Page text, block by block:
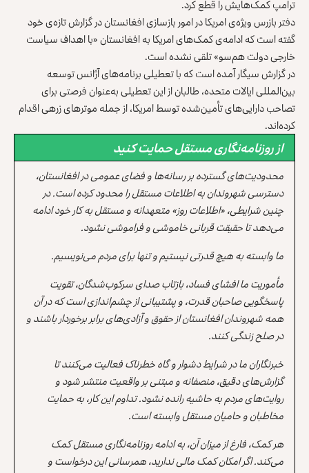
ترامپ کمک‌هایش را قطع کرد.‏
دفتر بازرس ویژه‌ی امریکا در امور بازسازی افغانستان در ‏گزارش تازه‌ی خود
گفته است که ادامه‌ی کمک‌های امریکا ‏به افغانستان «با اهداف سیاست
خارجی دولت هم‌سو» تلقی ‏نشده است.‏
در گزارش سیگار آمده است که با تعطیلی برنامه‌های آژانس ‏توسعه
بین‌المللی ایالات متحده، طالبان از این تعطیلی ‏به‌عنوان فرصتی برای
تصاحب دارایی‌های تأمین‌شده توسط ‏امریکا، از جمله موترهای زرهی اقدام
کرده‌اند.‏
از روزنامه‌نگاری مستقل حمایت کنید
محدودیت‌های گسترده بر رسانه‌ها و فضای عمومی در افغانستان،
دسترسی شهروندان به اطلاعات مستقل را محدود کرده است. در
چنین شرایطی، «اطلاعات روز» متعهدانه و مستقل به کار خود ادامه
می‌دهد تا حقیقت قربانی خاموشی و فراموشی نشود.
ما وابسته به هیچ قدرتی نیستیم و تنها برای مردم می‌نویسیم.
مأموریت ما افشای فساد، بازتاب صدای سرکوب‌شدگان، تقویت
پاسخگویی صاحبان قدرت، و پشتیبانی از چشم‌اندازی است که در آن
همه شهروندان افغانستان از حقوق و آزادی‌های برابر برخوردار باشند و
در صلح زندگی کنند.
خبرنگاران ما در شرایط دشوار و گاه خطرناک فعالیت می‌کنند تا
گزارش‌های دقیق، منصفانه و مبتنی بر واقعیت منتشر شود و
روایت‌های مردم به حاشیه رانده نشود. تداوم این کار، به حمایت
مخاطبان و حامیان مستقل وابسته است.
هر کمک، فارغ از میزان آن، به ادامه روزنامه‌نگاری مستقل کمک
می‌کند. اگر امکان کمک مالی ندارید، همرسانی این درخواست و